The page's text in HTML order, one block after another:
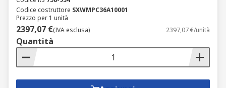
Codice costruttore SXWMPC36A10001
Prezzo per 1 unità
2397,07 €(IVA esclusa) 2397,07 €/unità
Quantità